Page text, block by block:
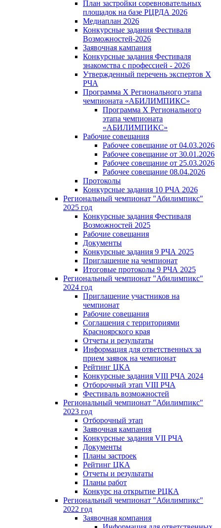
План застройки соревновательных
площадок на базе РЦРДА 2026
Медиаплан 2026
Конкурсные задания Фестиваля
Возможностей-2026
Заявочная кампания
Конкурсные задания Фестиваля
знакомства с профессией - 2026
Утвержденный перечень экспертов X
РЧА
Программа X Регионального этапа
чемпионата «АБИЛИМПИКС»
Программа X Регионального
этапа чемпионата
«АБИЛИМПИКС»
Рабочие совещания
Рабочее совещание от 04.03.2026
Рабочее совещание от 30.01.2026
Рабочее совещание от 25.03.2026
Рабочее совещание 08.04.2026
Протоколы
Конкурсные задания 10 РЧА 2026
Региональный чемпионат "Абилимпикс"
2025 год
Конкурсные задания Фестиваля
Возможностей 2025
Рабочие совещания
Документы
Конкурсные задания 9 РЧА 2025
Приглашение на чемпионат
Итоговые протоколы 9 РЧА 2025
Региональный чемпионат "Абилимпикс"
2024 год
Приглашение участников на
чемпионат
Рабочие совещания
Соглашения с территориями
Красноярского края
Отчеты и результаты
Информация для ответственных за
прием заявок на чемпионат
Рейтинг ЦКА
Конкурсные задания VIII РЧА 2024
Отборочный этап VIII РЧА
Фестиваль возможностей
Региональный чемпионат "Абилимпикс"
2023 год
Отборочный этап
Заявочная кампания
Конкурсные задания VII РЧА
Документы
Планы застроек
Рейтинг ЦКА
Отчеты и результаты
Планы работ
Конкурс на открытие РЦКА
Региональный чемпионат "Абилимпикс"
2022 год
Заявочная компания